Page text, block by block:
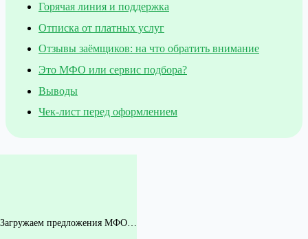
Горячая линия и поддержка
Отписка от платных услуг
Отзывы заёмщиков: на что обратить внимание
Это МФО или сервис подбора?
Выводы
Чек-лист перед оформлением
Загружаем предложения МФО…